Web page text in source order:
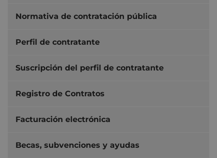
Normativa de contratación pública
Perfil de contratante
Suscripción del perfil de contratante
Registro de Contratos
Facturación electrónica
Becas, subvenciones y ayudas